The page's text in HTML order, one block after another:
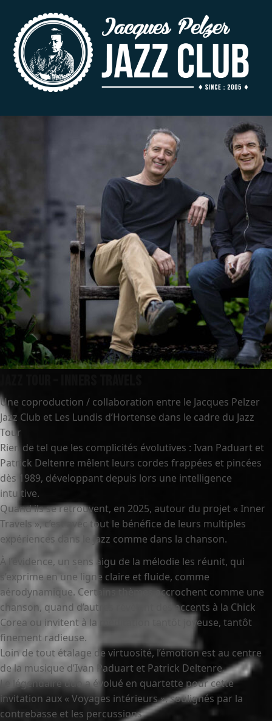
Une coproduction / collaboration entre le Jacques Pelzer
Jazz Club et Les Lundis d’Hortense dans le cadre du Jazz
Tour
Rien de tel que les complicités évolutives : Ivan Paduart et
Patrick Deltenre mêlent leurs cordes frappées et pincées
dès 1989, développant depuis lors une intelligence
intuitive.
Quand ils se retrouvent, en 2025, autour du projet « Inner
Travels », c’est avec tout le bénéfice de leurs multiples
expériences dans le jazz comme dans la chanson.
À l’évidence, un sens aigu de la mélodie les réunit, qui
s’exprime en une ligne claire et fluide, comme
aérodynamique. Certains thèmes accrochent comme une
chanson, quand d’autres révèlent des accents à la Chick
Corea ou invitent à la méditation tantôt joyeuse, tantôt
finement radieuse.
Loin de tout étalage de virtuosité, l’émotion est au centre
de la musique d’Ivan Paduart et Patrick Deltenre.
Le légendaire duo a évolué en quartette pour cette
invitation aux « Voyages intérieurs », soulignés par la
contrebasse et les percussions.